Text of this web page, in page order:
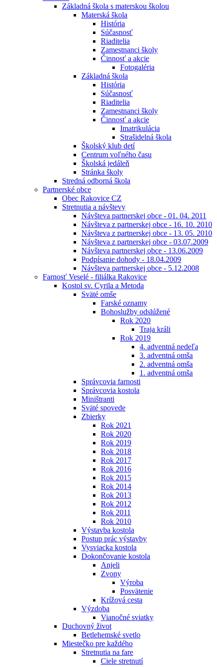
Základná škola s materskou školou
Materská škola
História
Súčasnosť
Riaditelia
Zamestnanci školy
Činnosť a akcie
Fotogaléria
Základná škola
História
Súčasnosť
Riaditelia
Zamestnanci školy
Činnosť a akcie
Imatrikulácia
Strašidelná škola
Školský klub detí
Centrum voľného času
Školská jedáleň
Stránka školy
Stredná odborná škola
Partnerské obce
Obec Rakovice CZ
Stretnutia a návštevy
Návšteva partnerskej obce - 01. 04. 2011
Návšteva z partnerskej obce - 16. 10. 2010
Návšteva z partnerskej obce - 13. 05. 2010
Návšteva z partnerskej obce - 03.07.2009
Návšteva partnerskej obce - 13.06.2009
Podpísanie dohody - 18.04.2009
Návšteva partnerskej obce - 5.12.2008
Farnosť Veselé - filiálka Rakovice
Kostol sv. Cyrila a Metoda
Sväté omše
Farské oznamy
Bohoslužby odslúžené
Rok 2020
Traja králi
Rok 2019
4. adventná nedeľa
3. adventná omša
2. adventná omša
1. adventná omša
Správcovia farnosti
Správcovia kostola
Miništranti
Sväté spovede
Zbierky
Rok 2021
Rok 2020
Rok 2019
Rok 2018
Rok 2017
Rok 2016
Rok 2015
Rok 2014
Rok 2013
Rok 2012
Rok 2011
Rok 2010
Výstavba kostola
Postup prác výstavby
Vysviacka kostola
Dokončovanie kostola
Anjeli
Zvony
Výroba
Posvätenie
Krížová cesta
Výzdoba
Vianočné sviatky
Duchovný život
Betlehemské svetlo
Miestečko pre každého
Stretnutia na fare
Ciele stretnutí